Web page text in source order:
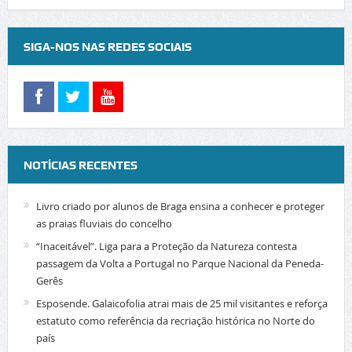
SIGA-NOS NAS REDES SOCIAIS
NOTÍCIAS RECENTES
Livro criado por alunos de Braga ensina a conhecer e proteger
as praias fluviais do concelho
“Inaceitável”. Liga para a Proteção da Natureza contesta
passagem da Volta a Portugal no Parque Nacional da Peneda-
Gerês
Esposende. Galaicofolia atrai mais de 25 mil visitantes e reforça
estatuto como referência da recriação histórica no Norte do
país